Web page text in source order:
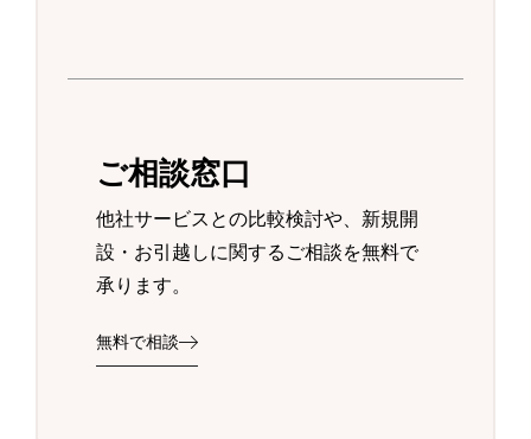
ご相談窓口
他社サービスとの比較検討や、新規開
設・お引越しに関するご相談を無料で
承ります。
無料で相談